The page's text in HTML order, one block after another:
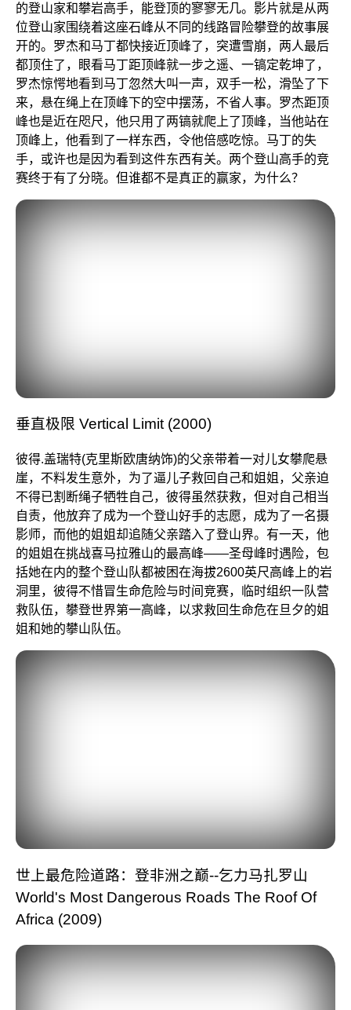
的登山家和攀岩高手，能登顶的寥寥无几。影片就是从两
位登山家围绕着这座石峰从不同的线路冒险攀登的故事展
开的。罗杰和马丁都快接近顶峰了，突遭雪崩，两人最后
都顶住了，眼看马丁距顶峰就一步之遥、一镐定乾坤了，
罗杰惊愕地看到马丁忽然大叫一声，双手一松，滑坠了下
来，悬在绳上在顶峰下的空中摆荡，不省人事。罗杰距顶
峰也是近在咫尺，他只用了两镐就爬上了顶峰，当他站在
顶峰上，他看到了一样东西，令他倍感吃惊。马丁的失
手，或许也是因为看到这件东西有关。两个登山高手的竞
赛终于有了分晓。但谁都不是真正的赢家，为什么？
垂直极限 Vertical Limit (2000)
彼得.盖瑞特(克里斯欧唐纳饰)的父亲带着一对儿女攀爬悬
崖，不料发生意外，为了逼儿子救回自己和姐姐，父亲迫
不得已割断绳子牺牲自己，彼得虽然获救，但对自己相当
自责，他放弃了成为一个登山好手的志愿，成为了一名摄
影师，而他的姐姐却追随父亲踏入了登山界。有一天，他
的姐姐在挑战喜马拉雅山的最高峰——圣母峰时遇险，包
括她在内的整个登山队都被困在海拔2600英尺高峰上的岩
洞里，彼得不惜冒生命危险与时间竞赛，临时组织一队营
救队伍，攀登世界第一高峰，以求救回生命危在旦夕的姐
姐和她的攀山队伍。
世上最危险道路：登非洲之巅--乞力马扎罗山
World's Most Dangerous Roads The Roof Of
Africa (2009)